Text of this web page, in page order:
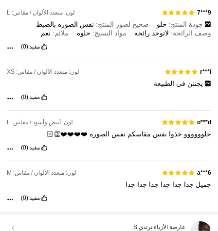
9***7 لون: متعدد الألوان / مقاس: L
جودة المنتج: حلو صحيح لصور المنتج: نفس الصوره بالضبط
وصف الرائحة: لاتوجد رائحه مواد النسيج: حلوه ملائم: نعم
مفيد(0)
r***i لون: متعدد الألوان / مقاس: XS
يجننن في الطبيعة
مفيد(0)
o***d لون: أبيض وأسود / مقاس: L
حلوووووو خذوا نفس مقاسكم نفس الصوره ❤️❤️❤️❤️👏🏻
مفيد(0)
a***6 لون: متعدد الألوان / مقاس: M
جميل جدا جدا جدا جدا جدا جدا
مفيد(0)
عارضة الأزياء ترتدي:S